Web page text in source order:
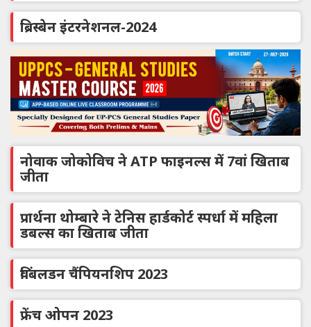
ब्रिस्बेन इंटरनेशनल-2024
नोवाक जोकोविच ने ATP फाइनल्स में 7वां खिताब
जीता
प्रार्थना थोम्बारे ने टेनिस हार्डकोर्ट स्पर्धा में महिला
डबल्स का खिताब जीता
विंबलडन चैंपियनशिप 2023
फ्रेंच ओपन 2023